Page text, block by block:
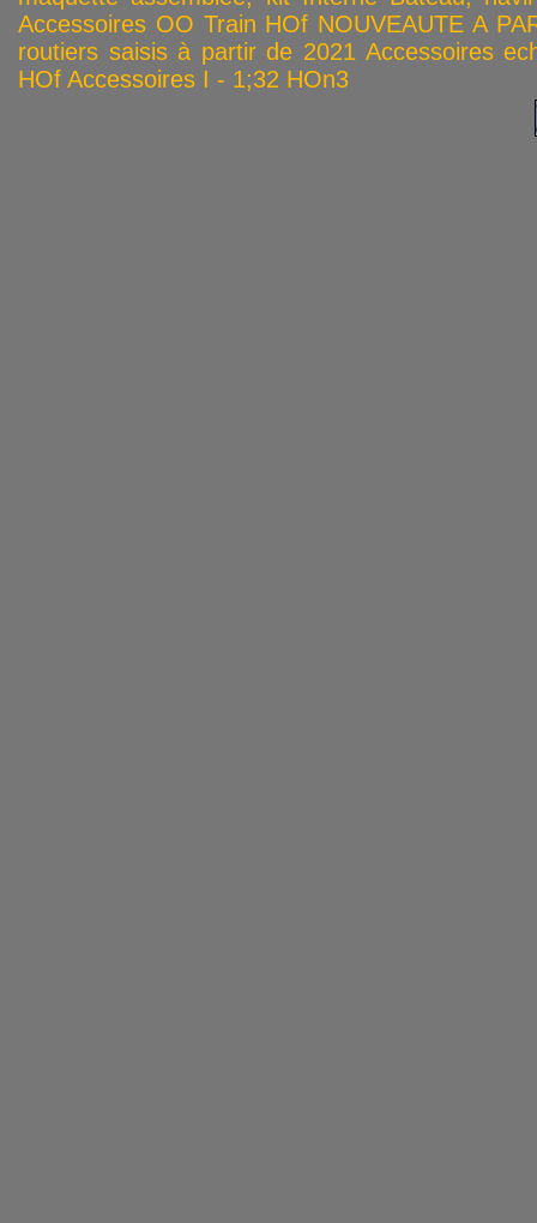
Accessoires OO Train HOf NOUVEAUTE A
routiers saisis à partir de 2021 Accessoires
HOf Accessoires I - 1;32 HOn3